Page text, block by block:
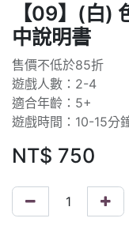
【09】(白)
中說明書
售價不低於85折
遊戲人數：2-4
適合年齡：5+
遊戲時間：10-15分
NT$ 750